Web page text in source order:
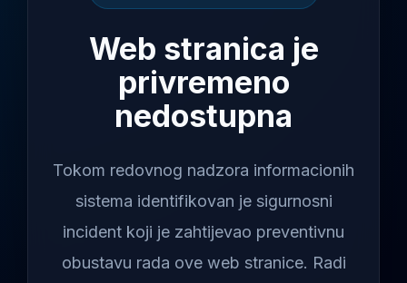
Web stranica je
privremeno
nedostupna
Tokom redovnog nadzora informacionih
sistema identifikovan je sigurnosni
incident koji je zahtijevao preventivnu
obustavu rada ove web stranice. Radi